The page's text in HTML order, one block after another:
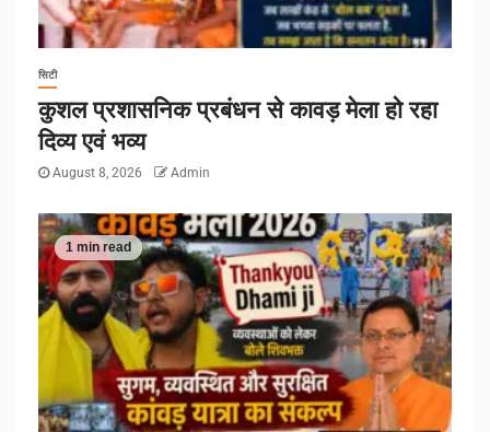
सिटी
कुशल प्रशासनिक प्रबंधन से कावड़ मेला हो रहा
दिव्य एवं भव्य
August 8, 2026 Admin
1 min read